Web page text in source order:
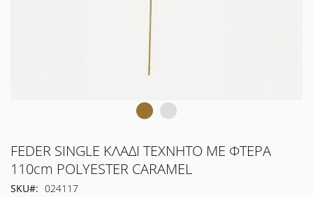
Μετάβαση
στην
αρχή
της
FEDER SINGLE ΚΛΑΔΙ ΤΕΧΝΗΤΟ ΜΕ ΦΤΕΡΑ
110cm POLYESTER CARAMEL
SKU
024117